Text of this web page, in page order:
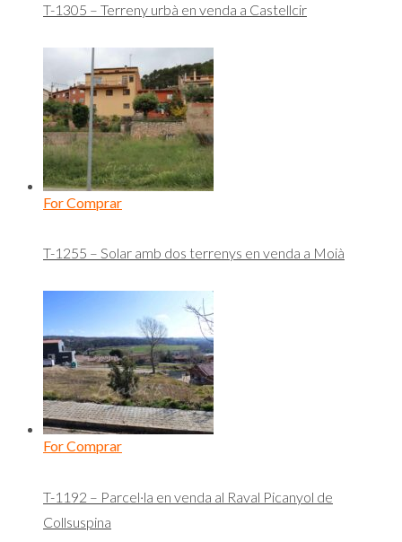
T-1305 – Terreny urbà en venda a Castellcir
For Comprar
T-1255 – Solar amb dos terrenys en venda a Moià
For Comprar
T-1192 – Parcel·la en venda al Raval Picanyol de
Collsuspina